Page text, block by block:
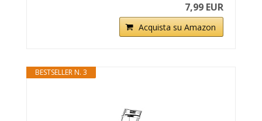
7,99 EUR
Acquista su Amazon
BESTSELLER N. 3